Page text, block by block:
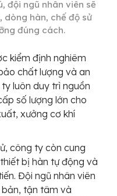
đội ngũ nhân viên sẽ
hàn, chế độ sử
đúng cách.
kiểm định nghiêm
chất lượng và an
luôn duy trì nguồn
số lượng lớn cho
xưởng cơ khí
công ty còn cung
bị hàn tự động và
Đội ngũ nhân viên
tận tâm và